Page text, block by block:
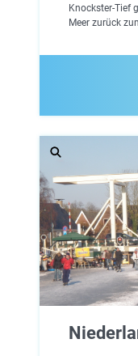
Knockster-Tief
Meer zurück